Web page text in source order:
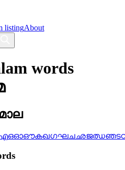
listingAbout
words
ഒഓഔകഖഗഘചഛജഝഞട